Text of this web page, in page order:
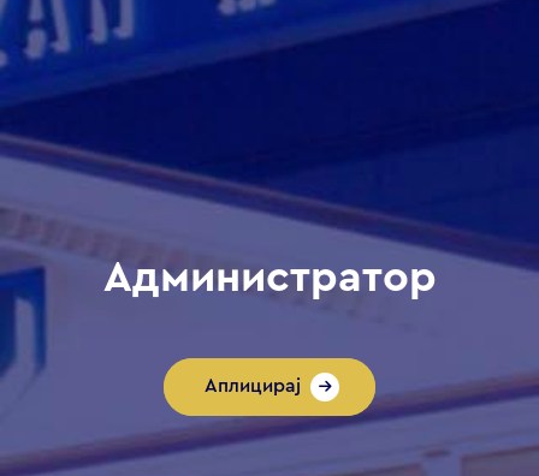
Администратор
Аплицирај